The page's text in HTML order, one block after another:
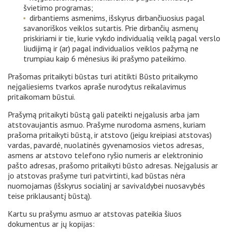
švietimo programas;
dirbantiems asmenims, išskyrus dirbančiuosius pagal
savanoriškos veiklos sutartis. Prie dirbančių asmenų
priskiriami ir tie, kurie vykdo individualią veiklą pagal verslo
liudijimą ir (ar) pagal individualios veiklos pažymą ne
trumpiau kaip 6 mėnesius iki prašymo pateikimo.
Prašomas pritaikyti būstas turi atitikti Būsto pritaikymo
neįgaliesiems tvarkos apraše nurodytus reikalavimus
pritaikomam būstui.
Prašymą pritaikyti būstą gali pateikti neįgalusis arba jam
atstovaujantis asmuo. Prašyme nurodoma asmens, kuriam
prašoma pritaikyti būstą, ir atstovo (jeigu kreipiasi atstovas)
vardas, pavardė, nuolatinės gyvenamosios vietos adresas,
asmens ar atstovo telefono ryšio numeris ar elektroninio
pašto adresas, prašomo pritaikyti būsto adresas. Neįgalusis ar
jo atstovas prašyme turi patvirtinti, kad būstas nėra
nuomojamas (išskyrus socialinį ar savivaldybei nuosavybės
teise priklausantį būstą).
Kartu su prašymu asmuo ar atstovas pateikia šiuos
dokumentus ar jų kopijas: